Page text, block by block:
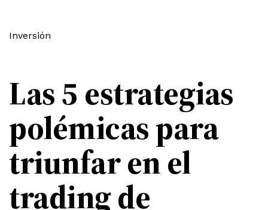
Las 5 estrategias
polémicas para
triunfar en el
trading de
Inversión